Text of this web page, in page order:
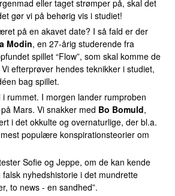
eller taget strømper på, skal det
gør vi på behørig vis i studiet!
på en akavet date? I så fald er der
Modin, en 27-årig studerende fra
spillet “Flow”, som skal komme de
efterprøver hendes teknikker i studiet,
bag spillet.
rummet. I morgen lander rumproben
Mars. Vi snakker med Bo Bomuld,
i det okkulte og overnaturlige, der bl.a.
populære konspirationsteorier om
Sofie og Jeppe, om de kan kende
nyhedshistorie i det mundrette
to news - en sandhed”.